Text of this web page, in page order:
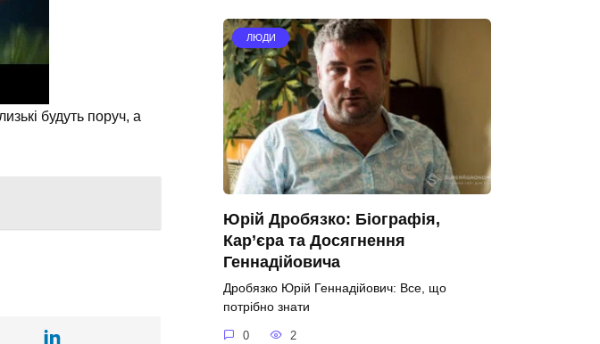
будуть поруч, а
ЛЮДИ
Юрій Дробязко: Біографія,
Кар’єра та Досягнення
Геннадійовича
Дробязко Юрій Геннадійович: Все, що
потрібно знати
0 2